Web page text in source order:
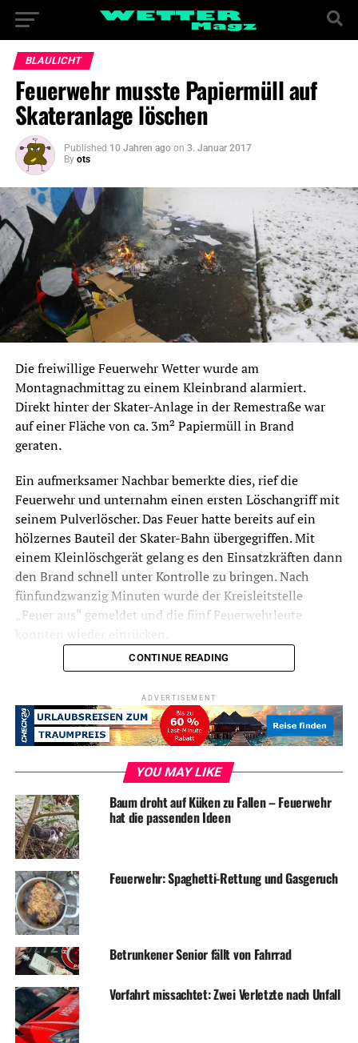
BLAULICHT
Feuerwehr musste Papiermüll auf
Skateranlage löschen
Published 10 Jahren ago on 3. Januar 2017
By ots
Die freiwillige Feuerwehr Wetter wurde am
Montagnachmittag zu einem Kleinbrand alarmiert.
Direkt hinter der Skater-Anlage in der Remestraße war
auf einer Fläche von ca. 3m² Papiermüll in Brand
geraten.
Ein aufmerksamer Nachbar bemerkte dies, rief die
Feuerwehr und unternahm einen ersten Löschangriff mit
seinem Pulverlöscher. Das Feuer hatte bereits auf ein
hölzernes Bauteil der Skater-Bahn übergegriffen. Mit
einem Kleinlöschgerät gelang es den Einsatzkräften dann
den Brand schnell unter Kontrolle zu bringen. Nach
fünfundzwanzig Minuten wurde der Kreisleitstelle
„Feuer aus“ gemeldet und die fünf Feuerwehrleute
Foto: Feuerwehr
RELATED TOPICS: BLAULICHT FEUERWEHR
UP NEXT
Betrunkene klauen Zeitungen
DON'T MISS
Einbrecher wurden überrascht
CONTINUE READING
ADVERTISEMENT
YOU MAY LIKE
Baum droht auf Küken zu Fallen – Feuerwehr
hat die passenden Ideen
Feuerwehr: Spaghetti-Rettung und Gasgeruch
Betrunkener Senior fällt von Fahrrad
Vorfahrt missachtet: Zwei Verletzte nach Unfall